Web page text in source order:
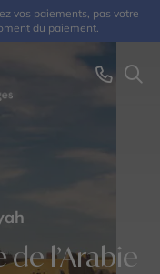
vos paiements, pas votre
du paiement.
l’Arabie